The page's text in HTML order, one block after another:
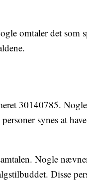
omtaler det som
30140785.
synes at
Nogle
Disse